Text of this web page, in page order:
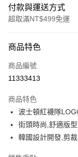
付款與運送方式
超取滿NT$499免運
信用卡一次付款
超商取貨付款
Apple Pay
街口支付
商品特色
商品編號
11333413
商品特色
波士頓紅襪隊
街頭時尚,舒適版型
韓國設計開發,剪